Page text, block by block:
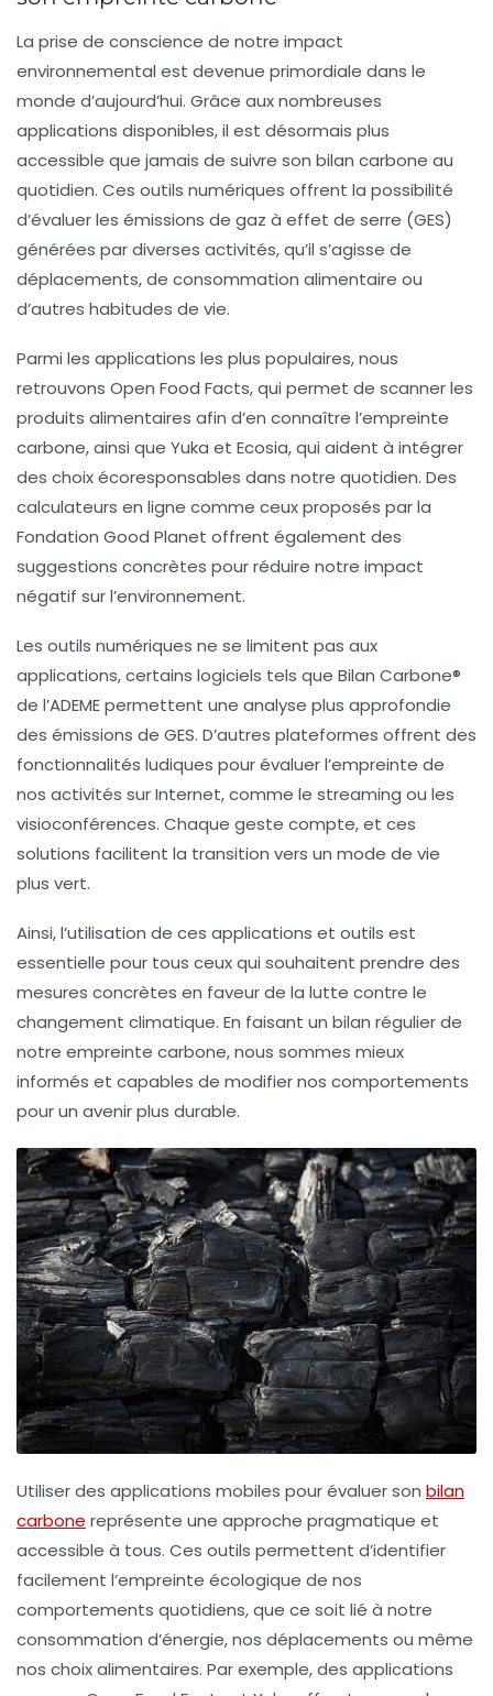
La prise de conscience de notre impact
environnemental est devenue primordiale dans le
monde d’aujourd’hui. Grâce aux nombreuses
applications disponibles, il est désormais plus
accessible que jamais de suivre son bilan carbone au
quotidien. Ces outils numériques offrent la possibilité
d’évaluer les émissions de gaz à effet de serre (GES)
générées par diverses activités, qu’il s’agisse de
déplacements, de consommation alimentaire ou
d’autres habitudes de vie.
Parmi les applications les plus populaires, nous
retrouvons Open Food Facts, qui permet de scanner les
produits alimentaires afin d’en connaître l’empreinte
carbone, ainsi que Yuka et Ecosia, qui aident à intégrer
des choix écoresponsables dans notre quotidien. Des
calculateurs en ligne comme ceux proposés par la
Fondation Good Planet offrent également des
suggestions concrètes pour réduire notre impact
négatif sur l’environnement.
Les outils numériques ne se limitent pas aux
applications, certains logiciels tels que Bilan Carbone®
de l’ADEME permettent une analyse plus approfondie
des émissions de GES. D’autres plateformes offrent des
fonctionnalités ludiques pour évaluer l’empreinte de
nos activités sur Internet, comme le streaming ou les
visioconférences. Chaque geste compte, et ces
solutions facilitent la transition vers un mode de vie
plus vert.
Ainsi, l’utilisation de ces applications et outils est
essentielle pour tous ceux qui souhaitent prendre des
mesures concrètes en faveur de la lutte contre le
changement climatique. En faisant un bilan régulier de
notre empreinte carbone, nous sommes mieux
informés et capables de modifier nos comportements
pour un avenir plus durable.
Utiliser des applications mobiles pour évaluer son bilan
carbone représente une approche pragmatique et
accessible à tous. Ces outils permettent d’identifier
facilement l’empreinte écologique de nos
comportements quotidiens, que ce soit lié à notre
consommation d’énergie, nos déplacements ou même
nos choix alimentaires. Par exemple, des applications